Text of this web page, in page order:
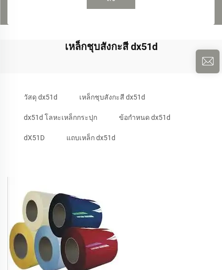
เหล็กชุบสังกะสี dx51d
วัสดุ dx51d เหล็กชุบสังกะสี dx51d
dx51d โลหะเหล็กกระปุก ข้อกำหนด dx51d
dX51D แถบเหล็ก dx51d